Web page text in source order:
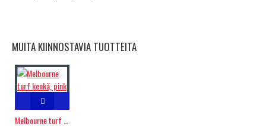
MUITA KIINNOSTAVIA TUOTTEITA